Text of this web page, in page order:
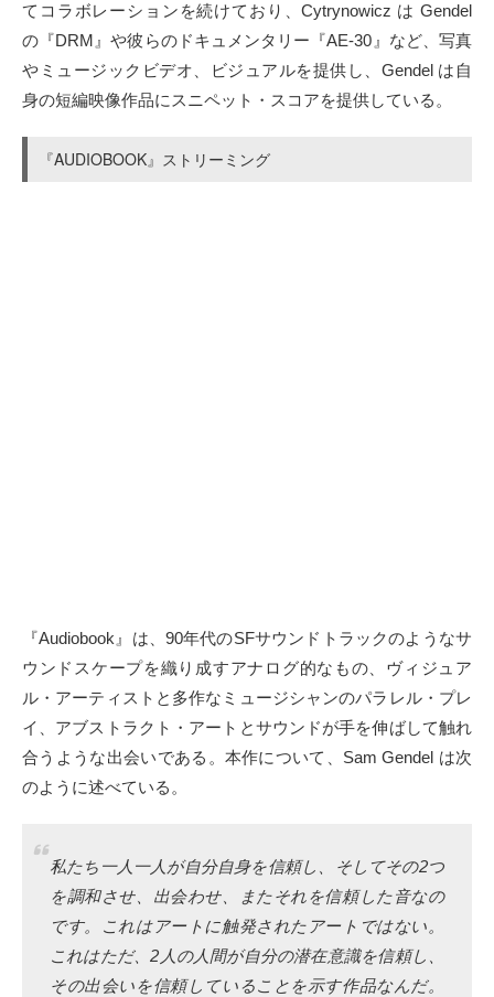
てコラボレーションを続けており、Cytrynowicz は Gendel
の『DRM』や彼らのドキュメンタリー『AE-30』など、写真
やミュージックビデオ、ビジュアルを提供し、Gendel は自
身の短編映像作品にスニペット・スコアを提供している。
『AUDIOBOOK』ストリーミング
『Audiobook』は、90年代のSFサウンドトラックのようなサ
ウンドスケープを織り成すアナログ的なもの、ヴィジュア
ル・アーティストと多作なミュージシャンのパラレル・プレ
イ、アブストラクト・アートとサウンドが手を伸ばして触れ
合うような出会いである。本作について、Sam Gendel は次
のように述べている。
私たち一人一人が自分自身を信頼し、そしてその2つ
を調和させ、出会わせ、またそれを信頼した音なの
です。これはアートに触発されたアートではない。
これはただ、2人の人間が自分の潜在意識を信頼し、
その出会いを信頼していることを示す作品なんだ。